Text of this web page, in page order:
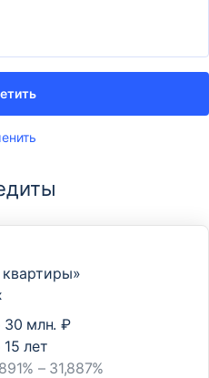
30 млн. ₽
15 лет
– 31,887%